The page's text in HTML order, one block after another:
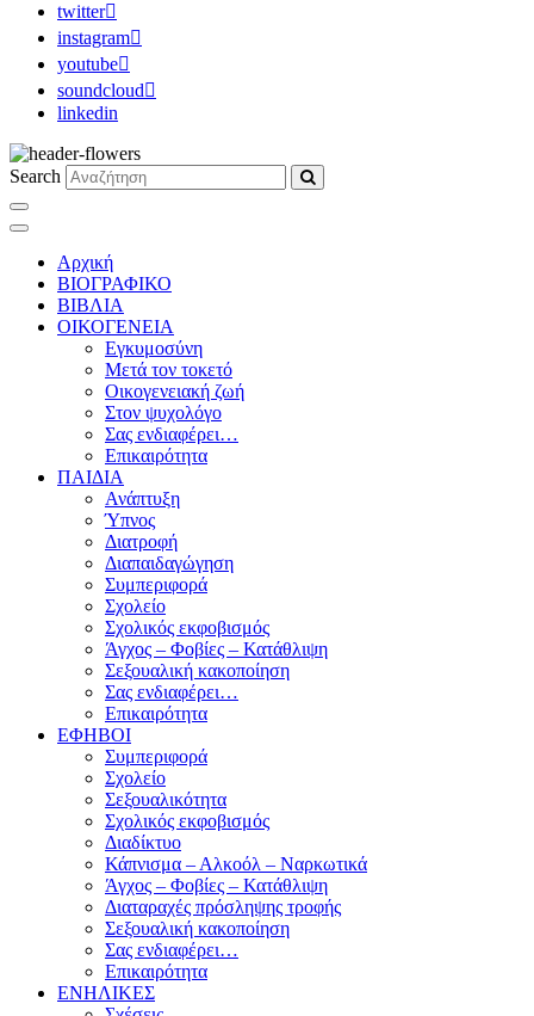
twitter
instagram
youtube
soundcloud
linkedin
Search
Αρχική
ΒΙΟΓΡΑΦΙΚΟ
ΒΙΒΛΙΑ
ΟΙΚΟΓΕΝΕΙΑ
Εγκυμοσύνη
Μετά τον τοκετό
Οικογενειακή ζωή
Στον ψυχολόγο
Σας ενδιαφέρει…
Επικαιρότητα
ΠΑΙΔΙΑ
Ανάπτυξη
Ύπνος
Διατροφή
Διαπαιδαγώγηση
Συμπεριφορά
Σχολείο
Σχολικός εκφοβισμός
Άγχος – Φοβίες – Κατάθλιψη
Σεξουαλική κακοποίηση
Σας ενδιαφέρει…
Επικαιρότητα
ΕΦΗΒΟΙ
Συμπεριφορά
Σχολείο
Σεξουαλικότητα
Σχολικός εκφοβισμός
Διαδίκτυο
Κάπνισμα – Αλκοόλ – Ναρκωτικά
Άγχος – Φοβίες – Κατάθλιψη
Διαταραχές πρόσληψης τροφής
Σεξουαλική κακοποίηση
Σας ενδιαφέρει…
Επικαιρότητα
ΕΝΗΛΙΚΕΣ